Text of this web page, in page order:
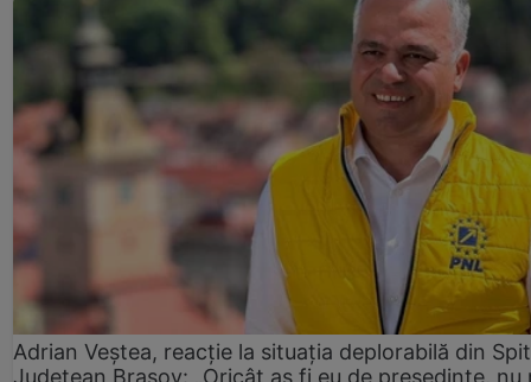
Adrian Veștea, reacție la situația deplorabilă din
Județean Brașov: „Oricât aș fi eu de președinte, nu